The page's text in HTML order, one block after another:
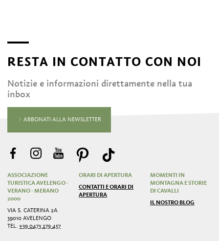
RESTA IN CONTATTO CON NOI
Notizie e informazioni direttamente nella tua
inbox
ABBONATI ALLA NEWSLETTER
ASSOCIAZIONE
TURISTICA AVELENGO -
VERANO - MERANO
2000
VIA S. CATERINA 2A
39010 AVELENGO
TEL.+39 0473 279 457
ORARI DI APERTURA
CONTATTI E ORARI DI
APERTURA
MOMENTI IN
MONTAGNA E STORIE
DI CAVALLI
IL NOSTRO BLOG